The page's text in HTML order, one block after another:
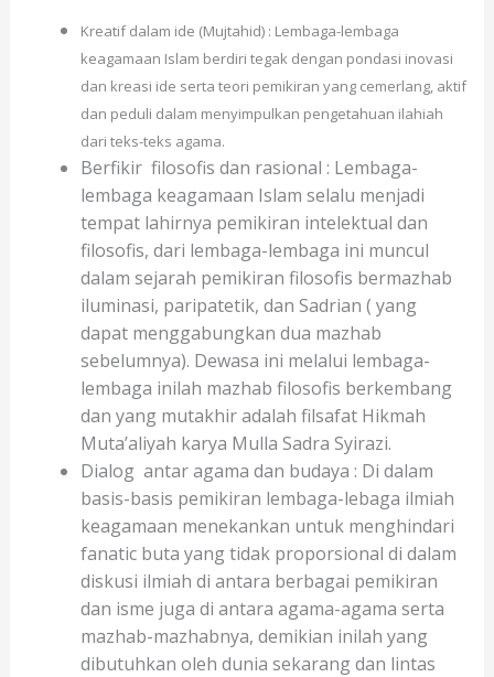
Kreatif dalam ide (Mujtahid) : Lembaga-lembaga
keagamaan Islam berdiri tegak dengan pondasi inovasi
dan kreasi ide serta teori pemikiran yang cemerlang, aktif
dan peduli dalam menyimpulkan pengetahuan ilahiah
dari teks-teks agama.
Berfikir filosofis dan rasional : Lembaga-
lembaga keagamaan Islam selalu menjadi
tempat lahirnya pemikiran intelektual dan
filosofis, dari lembaga-lembaga ini muncul
dalam sejarah pemikiran filosofis bermazhab
iluminasi, paripatetik, dan Sadrian ( yang
dapat menggabungkan dua mazhab
sebelumnya). Dewasa ini melalui lembaga-
lembaga inilah mazhab filosofis berkembang
dan yang mutakhir adalah filsafat Hikmah
Muta’aliyah karya Mulla Sadra Syirazi.
Dialog antar agama dan budaya : Di dalam
basis-basis pemikiran lembaga-lebaga ilmiah
keagamaan menekankan untuk menghindari
fanatic buta yang tidak proporsional di dalam
diskusi ilmiah di antara berbagai pemikiran
dan isme juga di antara agama-agama serta
mazhab-mazhabnya, demikian inilah yang
dibutuhkan oleh dunia sekarang dan lintas